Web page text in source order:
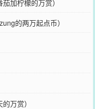
加柠檬的万赏）
的两万起点币）
万赏）